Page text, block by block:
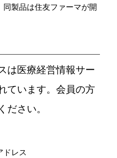
製品は住友ファーマが開
は医療経営情報サー
ています。会員の方
さい。
ドレス